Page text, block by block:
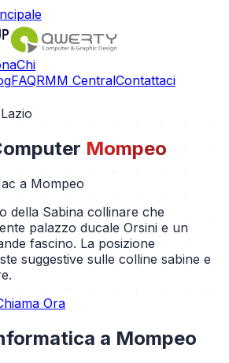
Chi
FAQRMM CentralContattaci
Mompeo
a Mompeo
della Sabina collinare che
palazzo ducale Orsini e un
fascino. La posizione
suggestive sulle colline sabine e
Ora
a Mompeo